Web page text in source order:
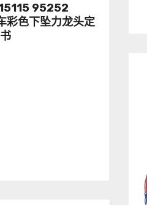
95252
色下坠力龙头定